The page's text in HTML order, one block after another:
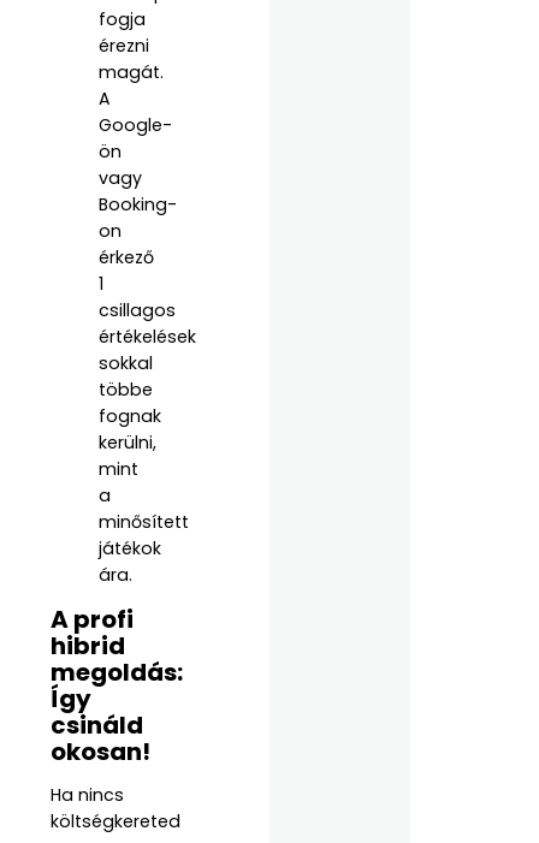
fogja
érezni
magát.
A
Google-
ön
vagy
Booking-
on
érkező
1
csillagos
értékelések
sokkal
többe
fognak
kerülni,
mint
a
minősített
játékok
ára.
A profi
hibrid
megoldás:
Így
csináld
okosan!
Ha nincs
költségkereted